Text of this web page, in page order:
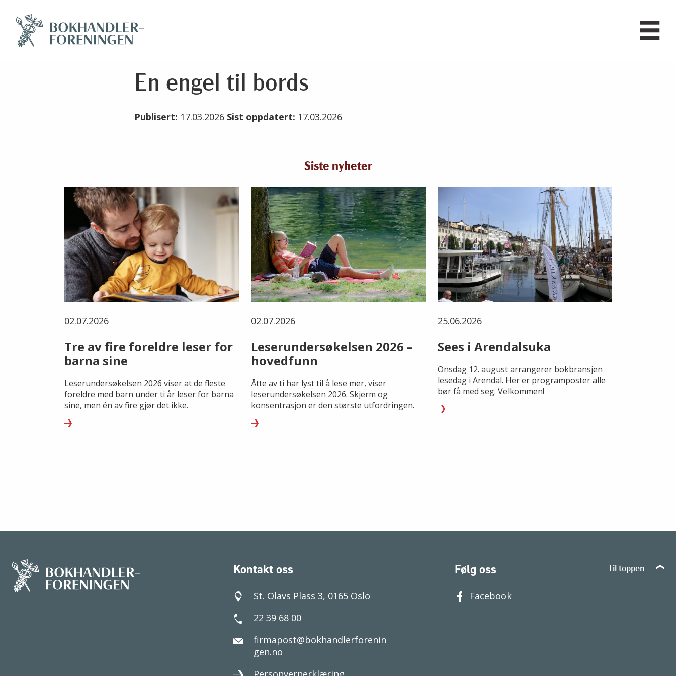
En engel til bords
Publisert: 17.03.2026 Sist oppdatert: 17.03.2026
Siste nyheter
02.07.2026
Tre av fire foreldre leser for
barna sine
Leserundersøkelsen 2026 viser at de fleste
foreldre med barn under ti år leser for barna
sine, men én av fire gjør det ikke.
02.07.2026
Leserundersøkelsen 2026 –
hovedfunn
Åtte av ti har lyst til å lese mer, viser
leserundersøkelsen 2026. Skjerm og
konsentrasjon er den største utfordringen.
25.06.2026
Sees i Arendalsuka
Onsdag 12. august arrangerer bokbransjen
lesedag i Arendal. Her er programposter alle
bør få med seg. Velkommen!
Kontakt oss
St. Olavs Plass 3, 0165 Oslo
22 39 68 00
firmapost@bokhandlerforenin
gen.no
Følg oss
Facebook
Til toppen